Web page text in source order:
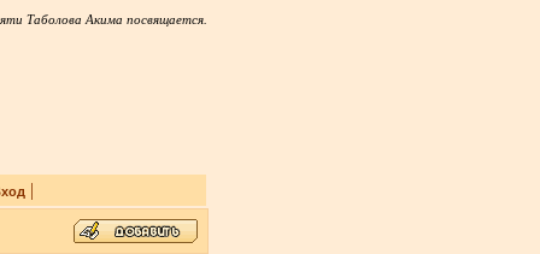
Таболова Акима посвящается.
|